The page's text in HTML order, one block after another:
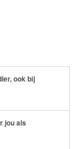
ook bij
jou als